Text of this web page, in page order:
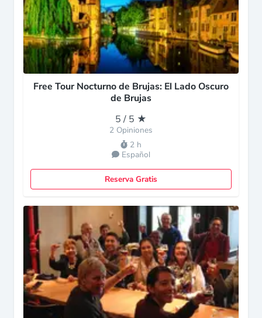
Free Tour Nocturno de Brujas: El Lado Oscuro
de Brujas
5 / 5 ★
2 Opiniones
2 h
Español
Reserva Gratis